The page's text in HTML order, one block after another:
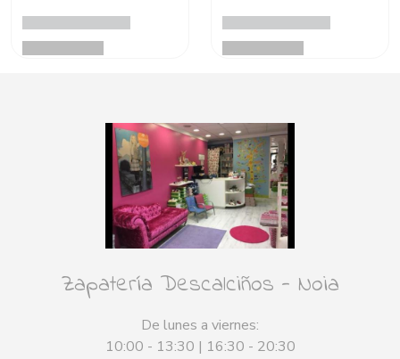
Zapatería Descalciños - Noia
De lunes a viernes:
10:00 - 13:30 | 16:30 - 20:30